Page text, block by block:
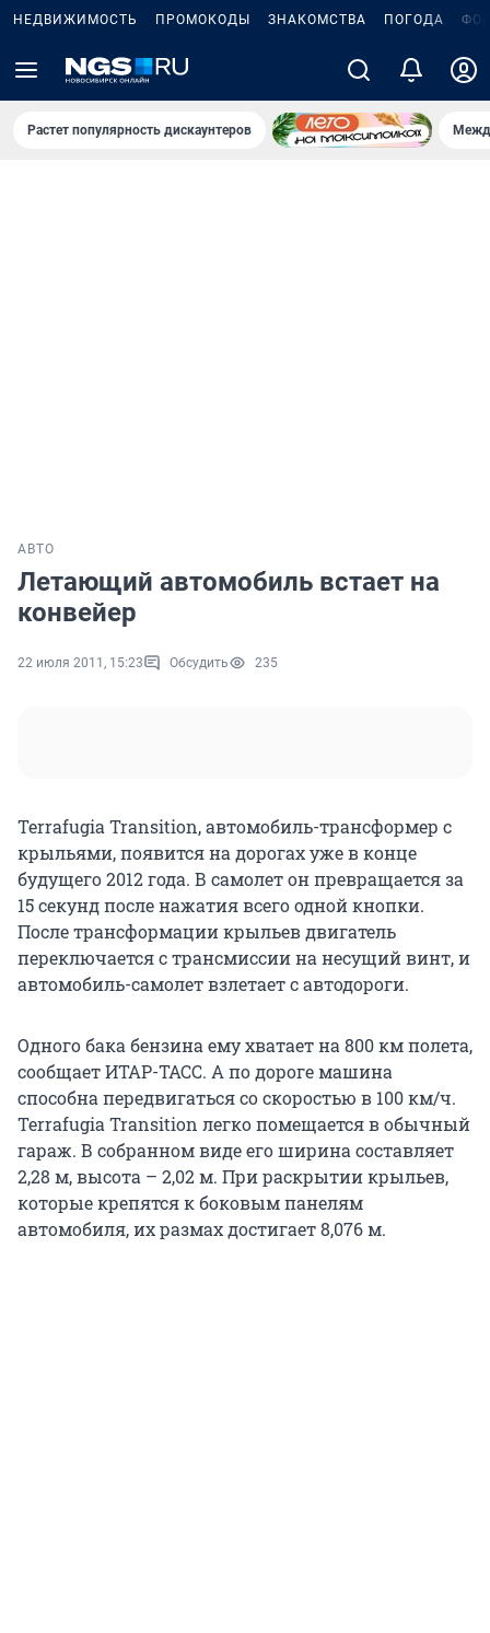
НЕДВИЖИМОСТЬ ПРОМОКОДЫ ЗНАКОМСТВА ПОГОДА
Растет популярность дискаунтеров
АВТО
Летающий автомобиль встает на
конвейер
22 июля 2011, 15:23 Обсудить 235
Terrafugia Transition, автомобиль-трансформер с
крыльями, появится на дорогах уже в конце
будущего 2012 года. В самолет он превращается за
15 секунд после нажатия всего одной кнопки.
После трансформации крыльев двигатель
переключается с трансмиссии на несущий винт, и
автомобиль-самолет взлетает с автодороги.
Одного бака бензина ему хватает на 800 км полета,
сообщает ИТАР-ТАСС. А по дороге машина
способна передвигаться со скоростью в 100 км/ч.
Terrafugia Transition легко помещается в обычный
гараж. В собранном виде его ширина составляет
2,28 м, высота – 2,02 м. При раскрытии крыльев,
которые крепятся к боковым панелям
автомобиля, их размах достигает 8,076 м.